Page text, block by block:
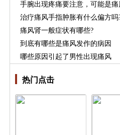
手腕出现疼痛要注意，可能是痛
治疗痛风手指肿胀有什么偏方吗
痛风肾一般症状有哪些?
到底有哪些是痛风发作的病因
哪些原因引起了男性出现痛风
热门点击